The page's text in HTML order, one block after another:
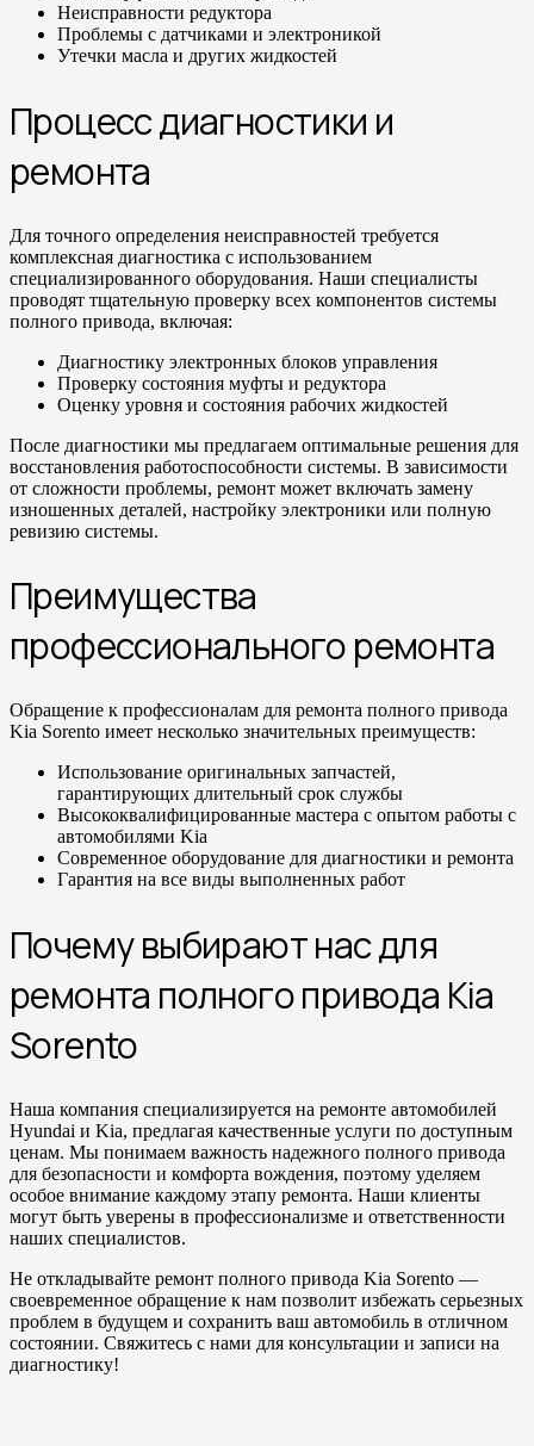
Неисправности редуктора
Проблемы с датчиками и электроникой
Утечки масла и других жидкостей
Процесс диагностики и
ремонта
Для точного определения неисправностей требуется
комплексная диагностика с использованием
специализированного оборудования. Наши специалисты
проводят тщательную проверку всех компонентов системы
полного привода, включая:
Диагностику электронных блоков управления
Проверку состояния муфты и редуктора
Оценку уровня и состояния рабочих жидкостей
После диагностики мы предлагаем оптимальные решения для
восстановления работоспособности системы. В зависимости
от сложности проблемы, ремонт может включать замену
изношенных деталей, настройку электроники или полную
ревизию системы.
Преимущества
профессионального ремонта
Обращение к профессионалам для ремонта полного привода
Kia Sorento имеет несколько значительных преимуществ:
Использование оригинальных запчастей,
гарантирующих длительный срок службы
Высококвалифицированные мастера с опытом работы с
автомобилями Kia
Современное оборудование для диагностики и ремонта
Гарантия на все виды выполненных работ
Почему выбирают нас для
ремонта полного привода Kia
Sorento
Наша компания специализируется на ремонте автомобилей
Hyundai и Kia, предлагая качественные услуги по доступным
ценам. Мы понимаем важность надежного полного привода
для безопасности и комфорта вождения, поэтому уделяем
особое внимание каждому этапу ремонта. Наши клиенты
могут быть уверены в профессионализме и ответственности
наших специалистов.
Не откладывайте ремонт полного привода Kia Sorento —
своевременное обращение к нам позволит избежать серьезных
проблем в будущем и сохранить ваш автомобиль в отличном
состоянии. Свяжитесь с нами для консультации и записи на
диагностику!